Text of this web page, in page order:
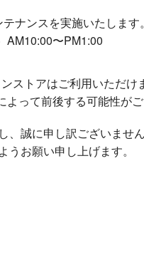
ナンスを実施いたします。
AM10:00〜PM1:00
ストアはご利用いただけ
よって前後する可能性がご
誠に申し訳ございません
お願い申し上げます。